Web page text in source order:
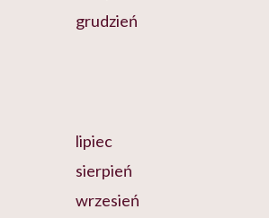
grudzień
lipiec
sierpień
wrzesień